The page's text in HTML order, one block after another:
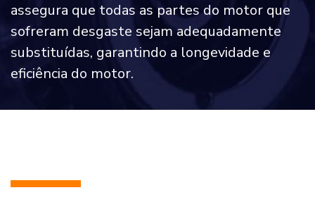
assegura que todas as partes do motor que
sofreram desgaste sejam adequadamente
substituídas, garantindo a longevidade e
eficiência do motor.